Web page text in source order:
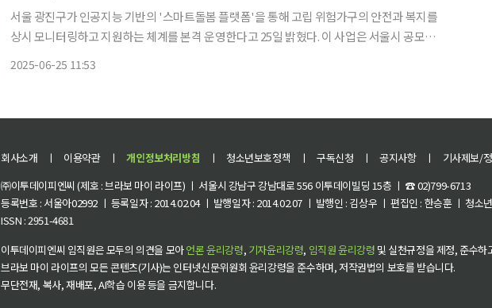
서울 광진구가 인공지능 기반의 '스마트돌봄 플랫폼'을 통해 고립 위험가구의 안전과 복지를
상시 모니터링하고 지원하는 체계를 본격 운영한다고 25일 밝혔다. 이 사업은 서울시 공모사
2025-06-25 11:53
회사소개 ㅣ 이용약관 ㅣ 개인정보처리방침 ㅣ 청소년보호정책 ㅣ 구독신청 ㅣ 공지사항 ㅣ 기사제보/
㈜이투데이피엔씨 (제호 : 브라보 마이 라이프) ㅣ 서울시 강남구 강남대로 556 이투데이빌딩 15층 ㅣ ☎ 02)799-6713
등록번호 : 서울아02992 ㅣ 등록일자 : 2014.02.04 ㅣ 발행일자 : 2014.02.07 ㅣ 발행인 : 김상우 ㅣ 편집인 : 한승훈 ㅣ 청소
ISSN : 2951-4681
이투데이피엔씨 임직원은 모두의 의견을 모아언론 윤리강령, 기자윤리강령, 임직원 윤리강령 및 실천규정을 제정, 준수하
브라보 마이 라이프의 모든 콘텐츠(기사)는 인터넷신문위원회 윤리강령을 준수하며, 저작권법의 보호를 받습니다.
무단전재, 복사, 재배포, AI학습 이용 등을 금지합니다.